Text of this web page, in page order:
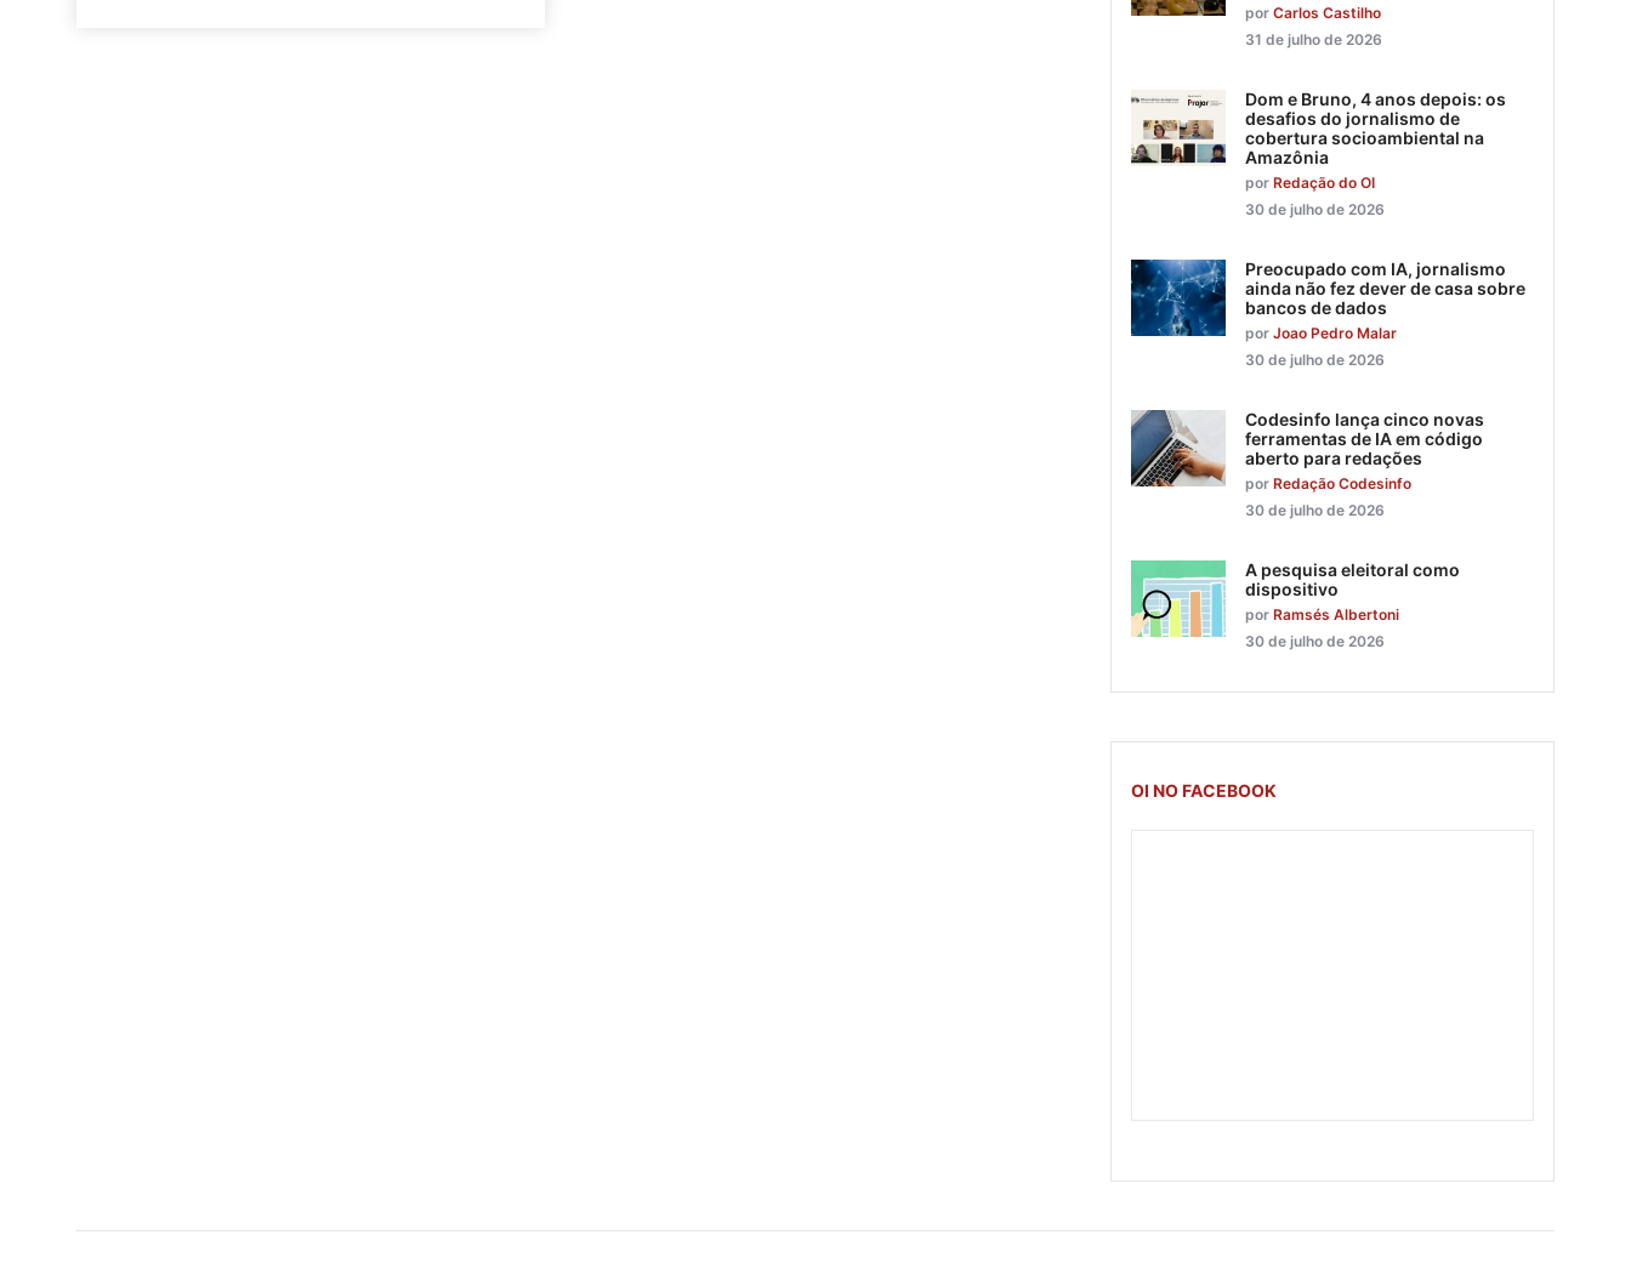
por Carlos Castilho
31 de julho de 2026
Dom e Bruno, 4 anos depois: os
desafios do jornalismo de
cobertura socioambiental na
Amazônia
por Redação do OI
30 de julho de 2026
Preocupado com IA, jornalismo
ainda não fez dever de casa sobre
bancos de dados
por Joao Pedro Malar
30 de julho de 2026
Codesinfo lança cinco novas
ferramentas de IA em código
aberto para redações
por Redação Codesinfo
30 de julho de 2026
A pesquisa eleitoral como
dispositivo
por Ramsés Albertoni
30 de julho de 2026
OI NO FACEBOOK